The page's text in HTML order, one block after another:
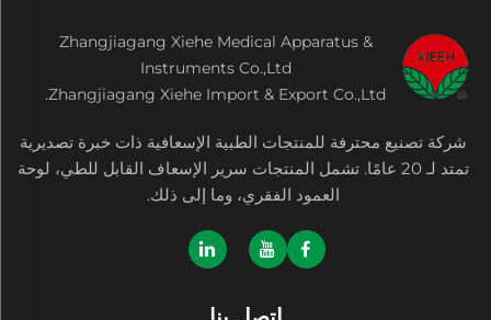
Zhangjiagang Xiehe Medical Apparatus &
Instruments Co.,Ltd
Zhangjiagang Xiehe Import & Export Co.,Ltd.
شركة تصنيع محترفة للمنتجات الطبية الإسعافية ذات خبرة تصديرية
تمتد لـ 20 عامًا. تشمل المنتجات سرير الإسعاف القابل للطي، لوحة
العمود الفقري، وما إلى ذلك.